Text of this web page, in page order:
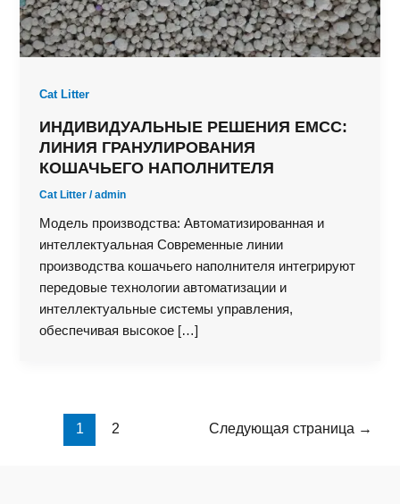
Cat Litter
ИНДИВИДУАЛЬНЫЕ РЕШЕНИЯ EMCC:
ЛИНИЯ ГРАНУЛИРОВАНИЯ
КОШАЧЬЕГО НАПОЛНИТЕЛЯ
Cat Litter /admin
Модель производства: Автоматизированная и
интеллектуальная Современные линии
производства кошачьего наполнителя интегрируют
передовые технологии автоматизации и
интеллектуальные системы управления,
обеспечивая высокое […]
1 2 Следующая страница →